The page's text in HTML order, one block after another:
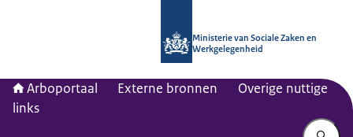
Ministerie van Sociale Zaken en
Werkgelegenheid
Arboportaal Externe bronnen
Overige nuttige
links